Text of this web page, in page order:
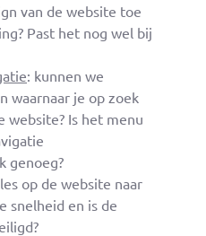
van de website toe
Past het nog wel bij
: kunnen we
waarnaar je op zoek
website? Is het menu
genoeg?
op de website naar
snelheid en is de